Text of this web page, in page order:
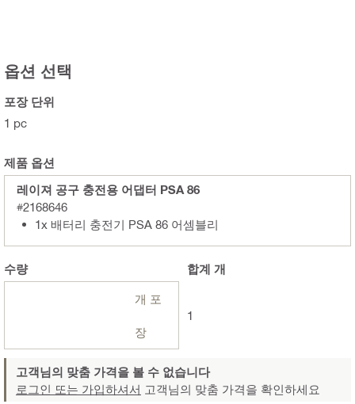
옵션 선택
포장 단위
1 pc
제품 옵션
레이져 공구 충전용 어댑터 PSA 86
#2168646
1x 배터리 충전기 PSA 86 어셈블리
수량
개 포
장
합계 개
1
고객님의 맞춤 가격을 볼 수 없습니다
로그인 또는 가입하셔서 고객님의 맞춤 가격을 확인하세요